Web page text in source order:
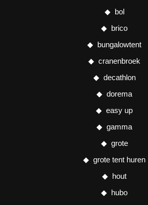
bol
brico
bungalowtent
cranenbroek
decathlon
dorema
easy up
gamma
grote
grote tent huren
hout
hubo